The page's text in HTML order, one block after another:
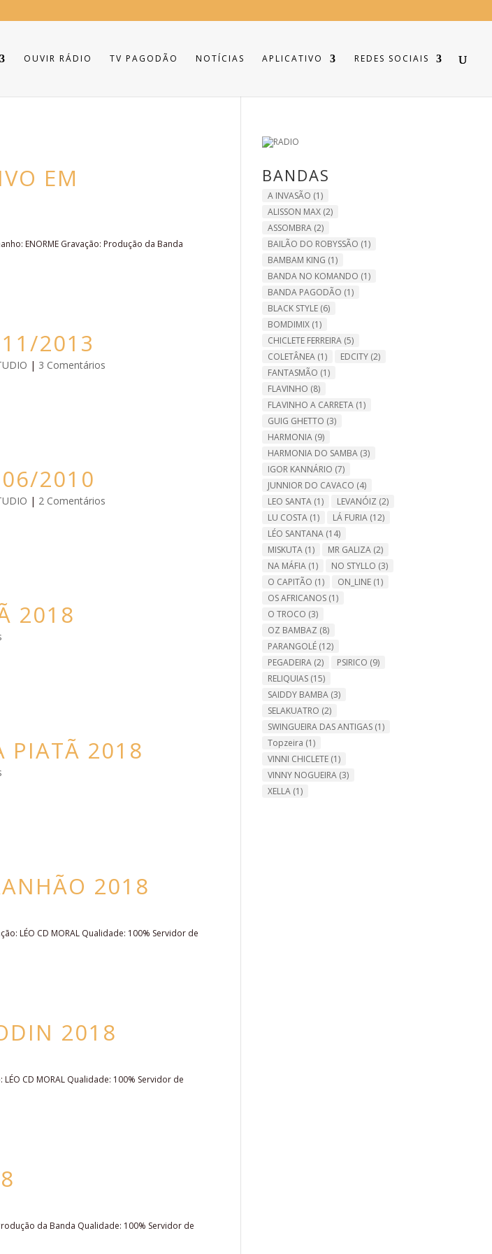
OUVIR RÁDIO TV PAGODÃO NOTÍCIAS APLICATIVO REDES SOCIAIS
EM
ENORME Gravação: Produção da Banda
2013
| 3 Comentários
2010
| 2 Comentários
2018
PIATÃ 2018
2018
LÉO CD MORAL Qualidade: 100% Servidor de
2018
CD MORAL Qualidade: 100% Servidor de
da Banda Qualidade: 100% Servidor de
BANDAS
A INVASÃO (1)
ALISSON MAX (2)
ASSOMBRA (2)
BAILÃO DO ROBYSSÃO (1)
BAMBAM KING (1)
BANDA NO KOMANDO (1)
BANDA PAGODÃO (1)
BLACK STYLE (6)
BOMDIMIX (1)
CHICLETE FERREIRA (5)
COLETÂNEA (1) EDCITY (2)
FANTASMÃO (1)
FLAVINHO (8)
FLAVINHO A CARRETA (1)
GUIG GHETTO (3)
HARMONIA (9)
HARMONIA DO SAMBA (3)
IGOR KANNÁRIO (7)
JUNNIOR DO CAVACO (4)
LEO SANTA (1) LEVANÓIZ (2)
LU COSTA (1) LÁ FURIA (12)
LÉO SANTANA (14)
MISKUTA (1) MR GALIZA (2)
NA MÁFIA (1) NO STYLLO (3)
O CAPITÃO (1) ON_LINE (1)
OS AFRICANOS (1)
O TROCO (3)
OZ BAMBAZ (8)
PARANGOLÉ (12)
PEGADEIRA (2) PSIRICO (9)
RELIQUIAS (15)
SAIDDY BAMBA (3)
SELAKUATRO (2)
SWINGUEIRA DAS ANTIGAS (1)
Topzeira (1)
VINNI CHICLETE (1)
VINNY NOGUEIRA (3)
XELLA (1)